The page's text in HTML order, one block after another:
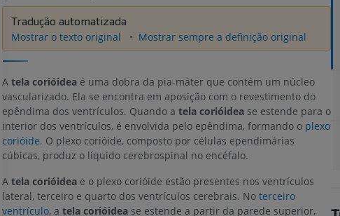
Tradução automatizada
Mostrar o texto original
Mostrar sempre a definição original
A tela corióideaé uma dobra da pia-máter que contém um núcleo
vascularizado. Ela se encontra em aposição com o revestimento do
epêndima dos ventrículos. Quando a tela corióidease estende para o
interior dos ventrículos, é envolvida pelo epêndima, formando o plexo
corióide. O plexo corióide, composto por células ependimárias
cúbicas, produz o líquido cerebrospinal no encéfalo.
A tela corióideae o plexo corióide estão presentes nos ventrículos
lateral, terceiro e quarto dos ventrículos cerebrais. No terceiro
ventrículo, a tela corióidease estende a partir da parede superior,